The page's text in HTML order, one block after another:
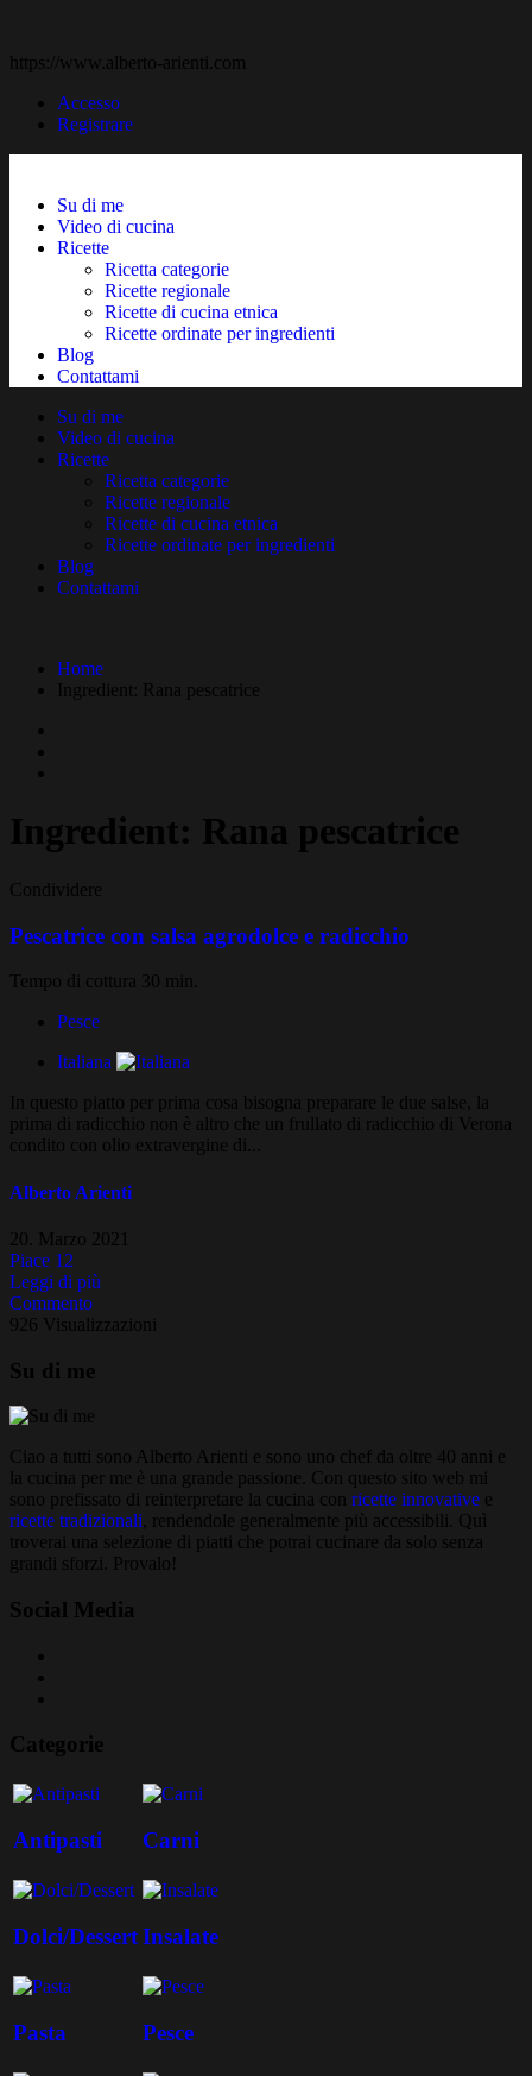
https://www.alberto-arienti.com
Accesso
Registrare
Su di me
Video di cucina
Ricette
Ricetta categorie
Ricette regionale
Ricette di cucina etnica
Ricette ordinate per ingredienti
Blog
Contattami
Su di me
Video di cucina
Ricette
Ricetta categorie
Ricette regionale
Ricette di cucina etnica
Ricette ordinate per ingredienti
Blog
Contattami
Home
Ingredient:
Rana pescatrice
Ingredient: Rana pescatrice
Condividere
Pescatrice con salsa agrodolce e radicchio
Tempo di cottura 30 min.
Pesce
Italiana
In questo piatto per prima cosa bisogna preparare le due salse, la
prima di radicchio non è altro che un frullato di radicchio di Verona
condito con olio extravergine di...
Alberto Arienti
20. Marzo 2021
Piace 12
Leggi di più
Commento
926 Visualizzazioni
Su di me
Ciao a tutti sono Alberto Arienti e sono uno chef da oltre 40 anni e
la cucina per me è una grande passione. Con questo sito web mi
sono prefissato di reinterpretare la cucina con ricette innovative e
ricette tradizionali , rendendole generalmente più accessibili. Quì
troverai una selezione di piatti che potrai cucinare da solo senza
grandi sforzi. Provalo!
Social Media
Categorie
Antipasti Carni
Dolci/DessertInsalate
Pasta Pesce